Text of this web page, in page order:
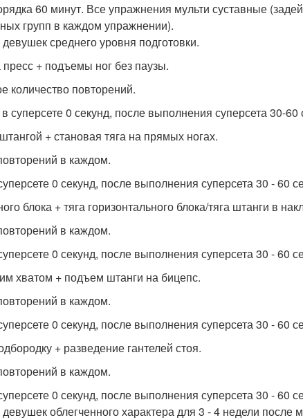
60 минут. Все упражнения мульти суставные
групп в каждом упражнении).
среднего уровня подготовки.
пресс + подъемы ног без паузы.
количество повторений.
0 секунд, после выполнения суперсета 30-60
+ становая тяга на прямых ногах.
в каждом.
0 секунд, после выполнения суперсета 30 - 60
блока + тяга горизонтального блока/тяга штанги в
в каждом.
0 секунд, после выполнения суперсета 30 - 60
хватом + подъем штанги на бицепс.
в каждом.
0 секунд, после выполнения суперсета 30 - 60
+ разведение гантелей стоя.
в каждом.
0 секунд, после выполнения суперсета 30 - 60
облегченного характера для 3 - 4 недели после